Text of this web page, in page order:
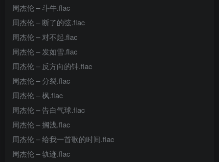
周杰伦 – 斗牛.flac
周杰伦 – 断了的弦.flac
周杰伦 – 对不起.flac
周杰伦 – 发如雪.flac
周杰伦 – 反方向的钟.flac
周杰伦 – 分裂.flac
周杰伦 – 枫.flac
周杰伦 – 告白气球.flac
周杰伦 – 搁浅.flac
周杰伦 – 给我一首歌的时间.flac
周杰伦 – 轨迹.flac